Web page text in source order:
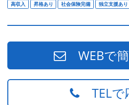
高収入
昇格あり 社会保険完備 独立支援あり
WEBで簡
TELで